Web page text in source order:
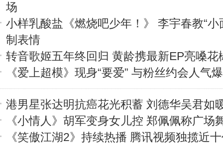
场
小样乳酸盐《燃烧吧少年！》 李宇春教“小
制表情
转音歌姬五年终回归 黄龄携最新EP亮嗓花
《爱上超模》现身“要爱” 与粉丝约会人气
港男星张达明抗癌花光积蓄 刘德华吴君如
《小情人》胡军变身女儿控 郑佩佩称广场
《笑傲江湖2》持续热播 腾讯视频独揽近